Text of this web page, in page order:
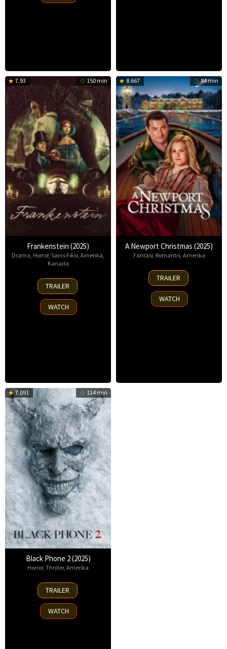
7.93 150 min
Frankenstein (2025)
Drama, Horror, Sains Fiksi, Amerika,
Kanada
17
Oct
2025
TRAILER
WATCH
8.667 84 min
A Newport Christmas (2025)
Fantasi, Romantis, Amerika
2
Nov
2025
TRAILER
WATCH
7.091 114 min
Black Phone 2 (2025)
Horror, Thriller, Amerika
15
Oct
2025
TRAILER
WATCH